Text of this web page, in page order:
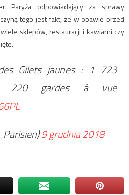
Paryża odpowiadający za sprawy
tego jest fakt, że w obawie przed
sklepów, restauracji i kawiarni czy
Gilets jaunes : 1 723
220 gardes à vue
9 grudnia 2018